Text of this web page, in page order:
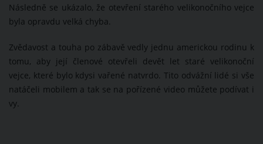
Následně se ukázalo, že otevření starého velikonočního vejce
byla opravdu velká chyba.
Zvědavost a touha po zábavě vedly jednu americkou rodinu k
tomu, aby její členové otevřeli devět let staré velikonoční
vejce, které bylo kdysi vařené natvrdo. Tito odvážní lidé si vše
natáčeli mobilem a tak se na pořízené video můžete podívat i
vy.